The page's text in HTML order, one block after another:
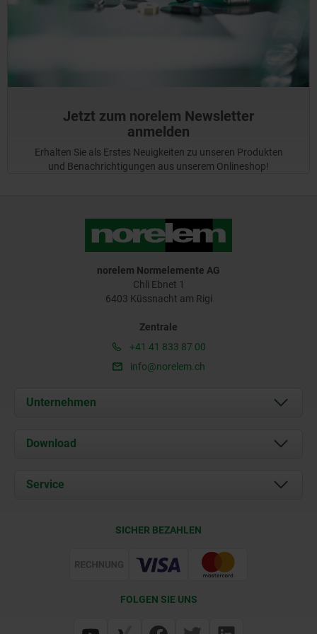
Jetzt zum norelem Newsletter
anmelden
Erhalten Sie als Erstes Neuigkeiten zu unseren Produkten
und Benachrichtigungen aus unserem Onlineshop!
norelem Normelemente AG
Chli Ebnet 1
6403 Küssnacht am Rigi
Zentrale
+41 41 833 87 00
info@norelem.ch
Unternehmen
Über uns
Kontakt
Download
Dokumente
Service
SICHER BEZAHLEN
FOLGEN SIE UNS